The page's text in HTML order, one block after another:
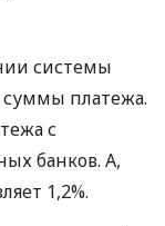
системы
суммы платежа.
с
банков. А,
1,2%.